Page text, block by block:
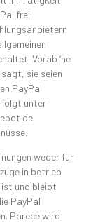
frei
Vorab ‘ne
sie seien
PayPal
unter
de
weder fur
in betrieb
und bleibt
PayPal
Parece wird